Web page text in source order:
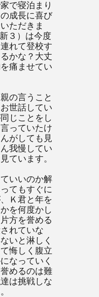
で寝泊まり
成長に喜び
ただきま
３）は今度
れて登校す
かな？大丈
痛ませてい
の言うこと
世話してい
じことをし
っていたけ
がしても見
我慢してい
ています。
いいのか解
てもすぐに
Ｋ君と年を
を何度かし
方を誉める
れていな
いと淋しく
悔しく腹立
なっていく
めるのは難
は挑戦しな